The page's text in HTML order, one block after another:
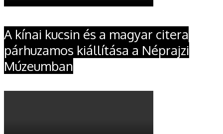
A kínai kucsin és a magyar citera
párhuzamos kiállítása a Néprajzi
Múzeumban